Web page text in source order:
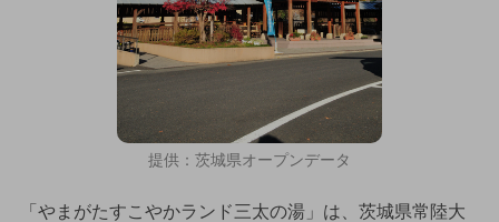
提供：茨城県オープンデータ
「やまがたすこやかランド三太の湯」は、茨城県常陸大